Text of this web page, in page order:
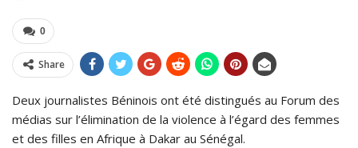
0
Share
Deux journalistes Béninois ont été distingués au Forum des
médias sur l’élimination de la violence à l’égard des femmes
et des filles en Afrique à Dakar au Sénégal.